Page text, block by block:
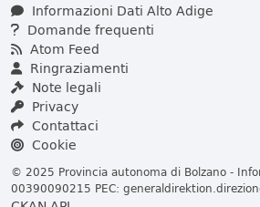
Informazioni Dati Alto Adige
Domande frequenti
Atom Feed
Ringraziamenti
Note legali
Privacy
Contattaci
Cookie
© 2025 Provincia autonoma di Bolzano -
00390090215 PEC: